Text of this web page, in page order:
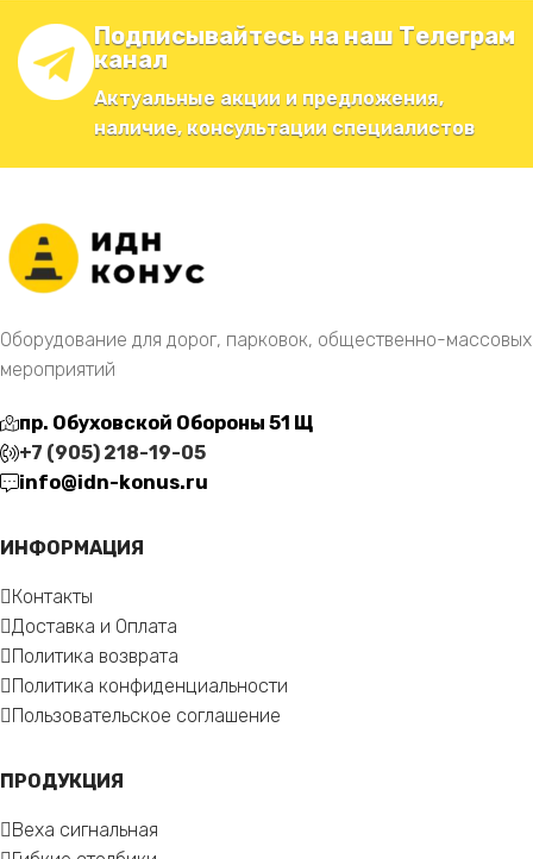
Подписывайтесь на наш Телеграм
канал
Актуальные акции и предложения,
наличие, консультации специалистов
Оборудование для дорог, парковок, общественно-массовых
мероприятий
пр. Обуховской Обороны 51 Щ
+7 (905) 218-19-05
info@idn-konus.ru
ИНФОРМАЦИЯ
Контакты
Доставка и Оплата
Политика возврата
Политика конфиденциальности
Пользовательское соглашение
ПРОДУКЦИЯ
Веха сигнальная